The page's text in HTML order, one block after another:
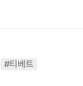
#티베트